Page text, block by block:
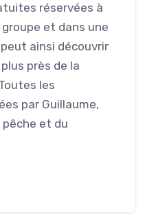
réservées à
et dans une
ainsi découvrir
près de la
les
par Guillaume,
et du